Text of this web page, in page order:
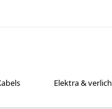
Elektra &